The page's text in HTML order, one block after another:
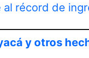
al récord de
y otros